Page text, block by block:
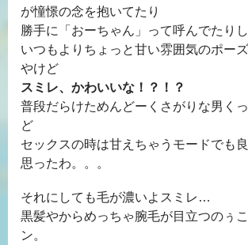
が憧憬の念を抱いてたり
勝手に「おーちゃん」って呼んでたり
いつもよりちょっと甘い雰囲気のポー
やけど
スミレ、かわいいな！？！？
普段だらけためんどーくさがりな男く
ど
セックスの時は甘えちゃうモードでも
思ったわ。。。
それにしても毛が濃いよスミレ…
黒髪やからめっちゃ腕毛が目立つのぅ
ン。